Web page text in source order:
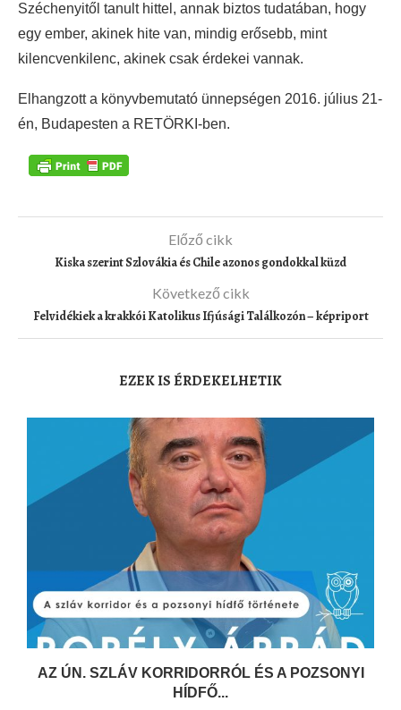
Széchenyitől tanult hittel, annak biztos tudatában, hogy
egy ember, akinek hite van, mindig erősebb, mint
kilencvenkilenc, akinek csak érdekei vannak.
Elhangzott a könyvbemutató ünnepségen 2016. július 21-
én, Budapesten a RETÖRKI-ben.
Előző cikk
Kiska szerint Szlovákia és Chile azonos gondokkal küzd
Következő cikk
Felvidékiek a krakkói Katolikus Ifjúsági Találkozón – képriport
EZEK IS ÉRDEKELHETIK
AZ ÚN. SZLÁV KORRIDORRÓL ÉS A POZSONYI
HÍDFŐ...